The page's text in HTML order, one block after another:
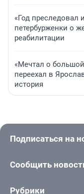
«Год преследовал
петербурженки о
реабилитации
«Мечтал о
переехал в
история
Подписаться на
Сообщить
Рубрики